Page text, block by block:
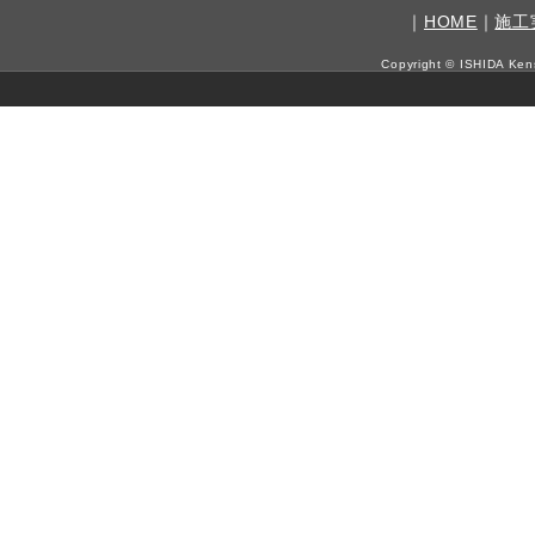
｜ HOME ｜施工
Copyright © ISHIDA